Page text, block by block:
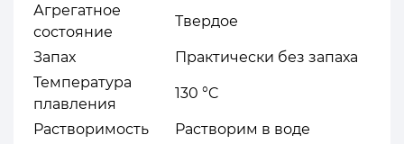
Агрегатное
состояние
Твердое
Запах
Практически без запаха
Температура
плавления
130 °C
Растворимость
Растворим в воде